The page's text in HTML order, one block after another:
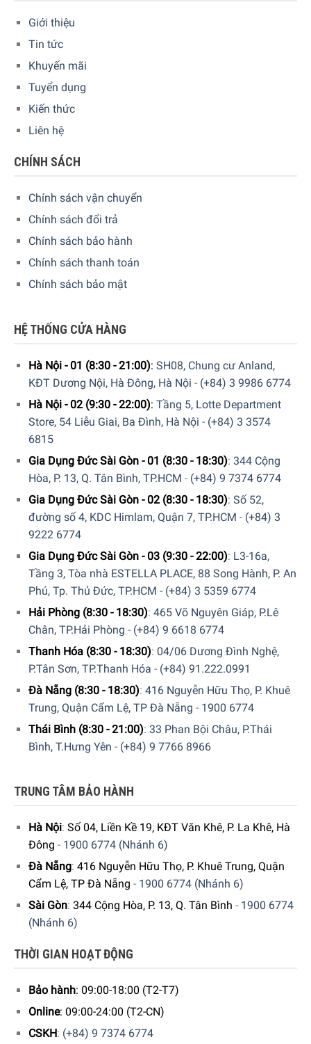
nhất, bạn nên tráng sơ chảo qua nước nóng mỗi khi nấu
xong. Nếu cần chùi rửa những vết thức ăn bị cháy, nên
dùng những chất mài mòn nhẹ như muối thô hoặc bàn
chải mềm để tránh ảnh hưởng đến bề mặt của chảo.
Cần thường xuyên lau khô và thi thoảng tráng lên bề mặt
nồi/ chảo một lớp dầu ăn mỏng nhằm ngăn chặn việc hình
RED”
Quý vị hãy gọi điện trực tiếp vào Hotline:
nhận được những tư vấn chi tiết và đặt mua sản phẩm.
Hoặc đặt hàng trực tiếp trên website. Gia dụng Đức Sài
Giao hàng nhanh chóng toàn quốc
Xem thêm các sản phẩm khác Tại đây
Giới thiệu
Tin tức
Khuyến mãi
Tuyển dụng
Kiến thức
Liên hệ
CHÍNH SÁCH
Chính sách vận chuyển
Chính sách đổi trả
Chính sách bảo hành
Chính sách thanh toán
Chính sách bảo mật
HỆ THỐNG CỬA HÀNG
Hà Nội - 01 (8:30 - 21:00): SH08, Chung cư Anland,
KĐT Dương Nội, Hà Đông, Hà Nội - (+84) 3 9986 6774
Hà Nội - 02 (9:30 - 22:00): Tầng 5, Lotte Department
Store, 54 Liễu Giai, Ba Đình, Hà Nội - (+84) 3 3574
6815
Gia Dụng Đức Sài Gòn - 01 (8:30 - 18:30): 344 Cộng
Hòa, P. 13, Q. Tân Bình, TP.HCM - (+84) 9 7374 6774
Gia Dụng Đức Sài Gòn - 02 (8:30 - 18:30): Số 52,
đường số 4, KDC Himlam, Quận 7, TP.HCM - (+84) 3
9222 6774
Gia Dụng Đức Sài Gòn - 03 (9:30 - 22:00): L3-16a,
Tầng 3, Tòa nhà ESTELLA PLACE, 88 Song Hành, P. An
Phú, Tp. Thủ Đức, TP.HCM - (+84) 3 5359 6774
Hải Phòng (8:30 - 18:30): 465 Võ Nguyên Giáp, P.Lê
Chân, TP.Hải Phòng - (+84) 9 6618 6774
Thanh Hóa (8:30 - 18:30): 04/06 Dương Đình Nghệ,
P.Tân Sơn, TP.Thanh Hóa - (+84) 91.222.0991
Đà Nẵng (8:30 - 18:30): 416 Nguyễn Hữu Thọ, P. Khuê
Trung, Quận Cẩm Lệ, TP Đà Nẵng - 1900 6774
Thái Bình (8:30 - 21:00): 33 Phan Bội Châu, P.Thái
Bình, T.Hưng Yên - (+84) 9 7766 8966
TRUNG TÂM BẢO HÀNH
Hà Nội: Số 04, Liền Kề 19, KĐT Văn Khê, P. La Khê, Hà
Đông - 1900 6774 (Nhánh 6)
Đà Nẵng: 416 Nguyễn Hữu Thọ, P. Khuê Trung, Quận
Cẩm Lệ, TP Đà Nẵng - 1900 6774 (Nhánh 6)
Sài Gòn: 344 Cộng Hòa, P. 13, Q. Tân Bình - 1900 6774
(Nhánh 6)
THỜI GIAN HOẠT ĐỘNG
Bảo hành: 09:00-18:00 (T2-T7)
Online: 09:00-24:00 (T2-CN)
CSKH: (+84) 9 7374 6774